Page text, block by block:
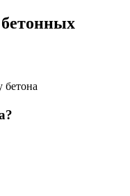
бетона